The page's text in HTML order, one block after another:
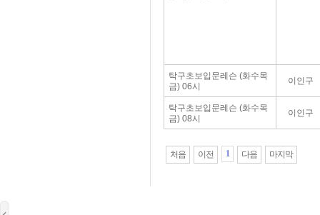
탁구초보입문레슨 (화수목
금) 06시
이인구
탁구초보입문레슨 (화수목
금) 08시
이인구
처음 이전 1 다음 마지막